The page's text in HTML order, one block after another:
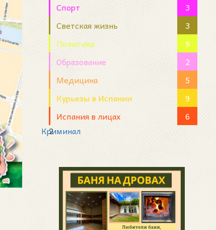
Спорт
3
Светская жизнь
3
Политика
9
Образование
2
Медицина
5
Курьезы в Испании
9
Испания в лицах
6
Криминал
2